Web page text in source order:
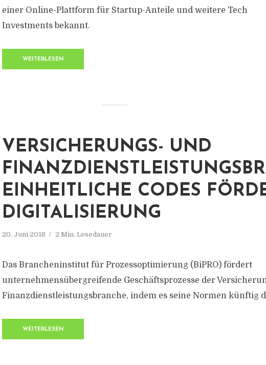
einer Online-Plattform für Startup-Anteile und weitere Tech
Investments bekannt.
WEITERLESEN
VERSICHERUNGS- UND
EINHEITLICHE CODES
DIGITALISIERUNG
20. Juni 2018 2 Min. Lesedauer
Das Brancheninstitut für Prozessoptimierung (BiPRO) fördert
unternehmensübergreifende Geschäftsprozesse der
Finanzdienstleistungsbranche, indem es seine Normen künftig
WEITERLESEN